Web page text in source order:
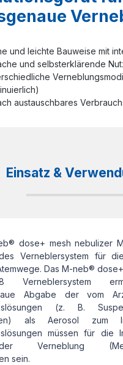
und leichte Bauweise mit
und selbsterklärende
austauschbares
Einsatz &
dose+ mesh nebulizer
Verneblersystem für
Das M-neb®
8 Verneblersystem
Abgabe der vom
(z. B.
als Aerosol zum
müssen für die
Verneblung
sein.